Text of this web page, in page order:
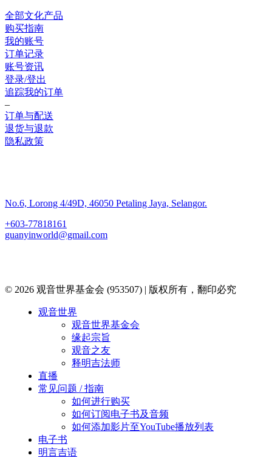
全部文化产品
购买指南
我的账号
订单记录
账号资讯
登录/登出
追踪我的订单
–
订单与配送
退货与退款
隐私政策
No.6, Lorong 4/49D, 46050 Petaling Jaya, Selangor.
+603-77818161
guanyinworld@gmail.com
© 2026 观音世界基金会 (953507) | 版权所有，翻印必究
观音世界
观音世界基金会
缘起宗旨
观音之友
释明吉法师
直播
常见问题 / 指南
如何进行购买
如何订阅电子书及音频
如何添加影片至YouTube播放列表
电子书
明言吉语